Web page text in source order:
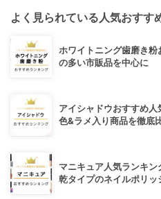
よく見られている人気おすす
ホワイトニング歯磨き粉
の多い市販品を中心に
アイシャドウおすすめ
色&ラメ入り商品を徹底
マニキュア人気ランキ
乾タイプのネイルポリッ